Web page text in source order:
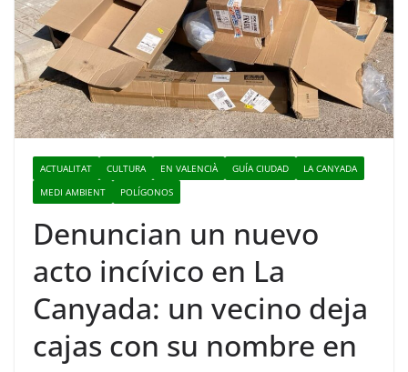
ACTUALITAT CULTURA EN VALENCIÀ GUÍA CIUDAD
LA CANYADA
MEDI AMBIENT
POLÍGONOS
Denuncian un nuevo
acto incívico en La
Canyada: un vecino deja
cajas con su nombre en